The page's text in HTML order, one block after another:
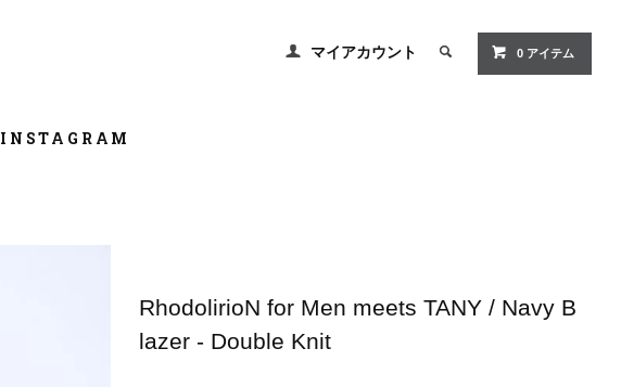
マイアカウント 0 アイテム
INSTAGRAM
RhodolirioN for Men meets TANY / Navy B
lazer - Double Knit